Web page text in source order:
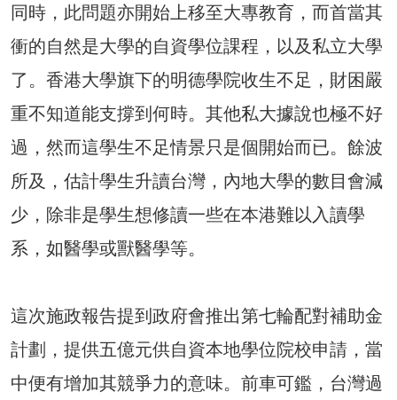
同時，此問題亦開始上移至大專教育，而首當其
衝的自然是大學的自資學位課程，以及私立大學
了。香港大學旗下的明德學院收生不足，財困嚴
重不知道能支撐到何時。其他私大據說也極不好
過，然而這學生不足情景只是個開始而已。餘波
所及，估計學生升讀台灣，內地大學的數目會減
少，除非是學生想修讀一些在本港難以入讀學
系，如醫學或獸醫學等。
這次施政報告提到政府會推出第七輪配對補助金
計劃，提供五億元供自資本地學位院校申請，當
中便有增加其競爭力的意味。前車可鑑，台灣過